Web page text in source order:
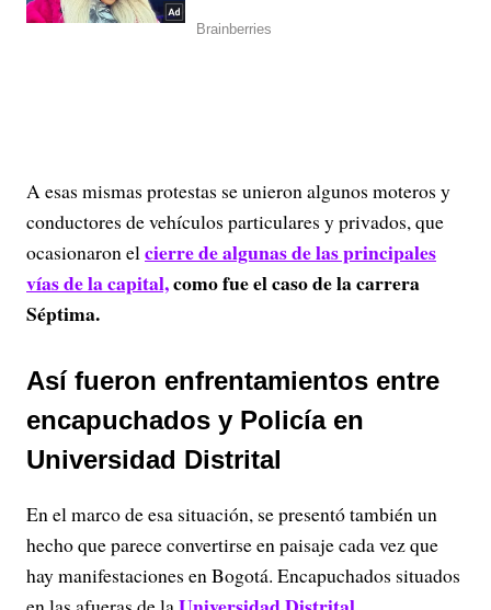
A esas mismas protestas se unieron algunos moteros y
conductores de vehículos particulares y privados, que
ocasionaron elcierre de algunas de las principales
vías de la capital,como fue el caso de la carrera
Séptima.
Así fueron enfrentamientos entre
encapuchados y Policía en
Universidad Distrital
En el marco de esa situación, se presentó también un
hecho que parece convertirse en paisaje cada vez que
hay manifestaciones en Bogotá. Encapuchados situados